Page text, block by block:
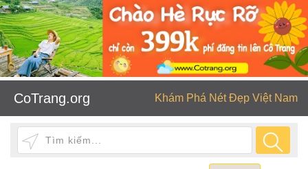
CoTrang.org Khám Phá Nét Đẹp Việt Nam